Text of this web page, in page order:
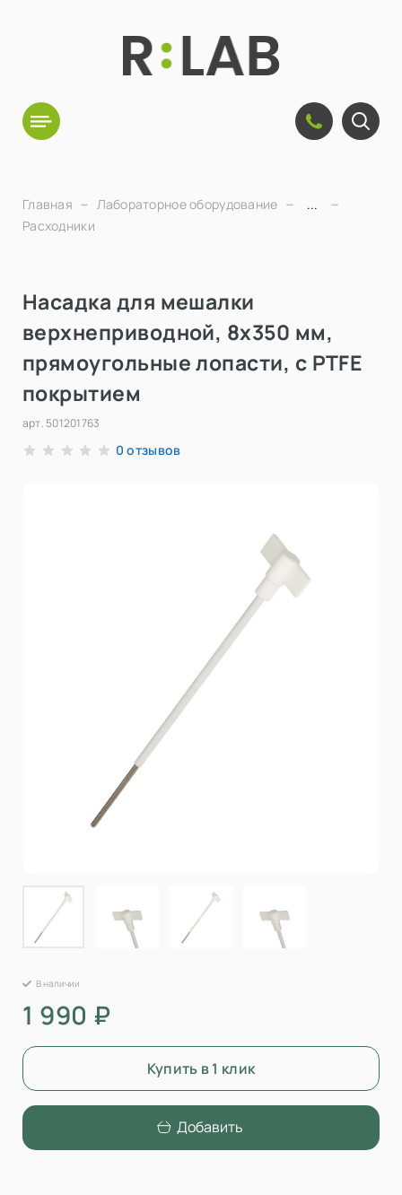
Главная Лабораторное оборудование
...
Расходники
Насадка для мешалки
верхнеприводной, 8х350 мм,
прямоугольные лопасти, с PTFE
покрытием
арт. 501201763
0 отзывов
В наличии
1 990 ₽
Купить в 1 клик
Добавить